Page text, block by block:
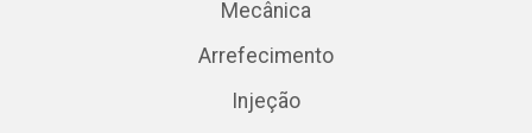
Mecânica
Arrefecimento
Injeção